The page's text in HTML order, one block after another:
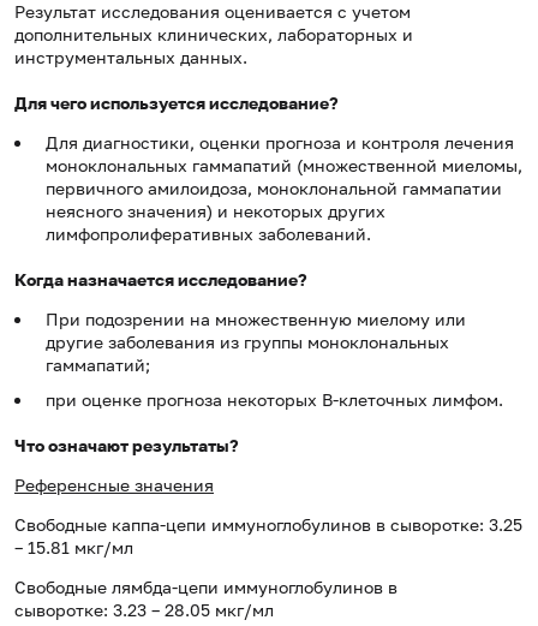
Результат исследования оценивается с учетом
дополнительных клинических, лабораторных и
инструментальных данных.
Для чего используется исследование?
Для диагностики, оценки прогноза и контроля лечения
моноклональных гаммапатий (множественной миеломы,
первичного амилоидоза, моноклональной гаммапатии
неясного значения) и некоторых других
лимфопролиферативных заболеваний.
Когда назначается исследование?
При подозрении на множественную миелому или
другие заболевания из группы моноклональных
гаммапатий;
при оценке прогноза некоторых В-клеточных лимфом.
Что означают результаты?
Референсные значения
Свободные каппа-цепи иммуноглобулинов в сыворотке: 3.25
– 15.81 мкг/мл
Свободные лямбда-цепи иммуноглобулинов в
сыворотке: 3.23 – 28.05 мкг/мл